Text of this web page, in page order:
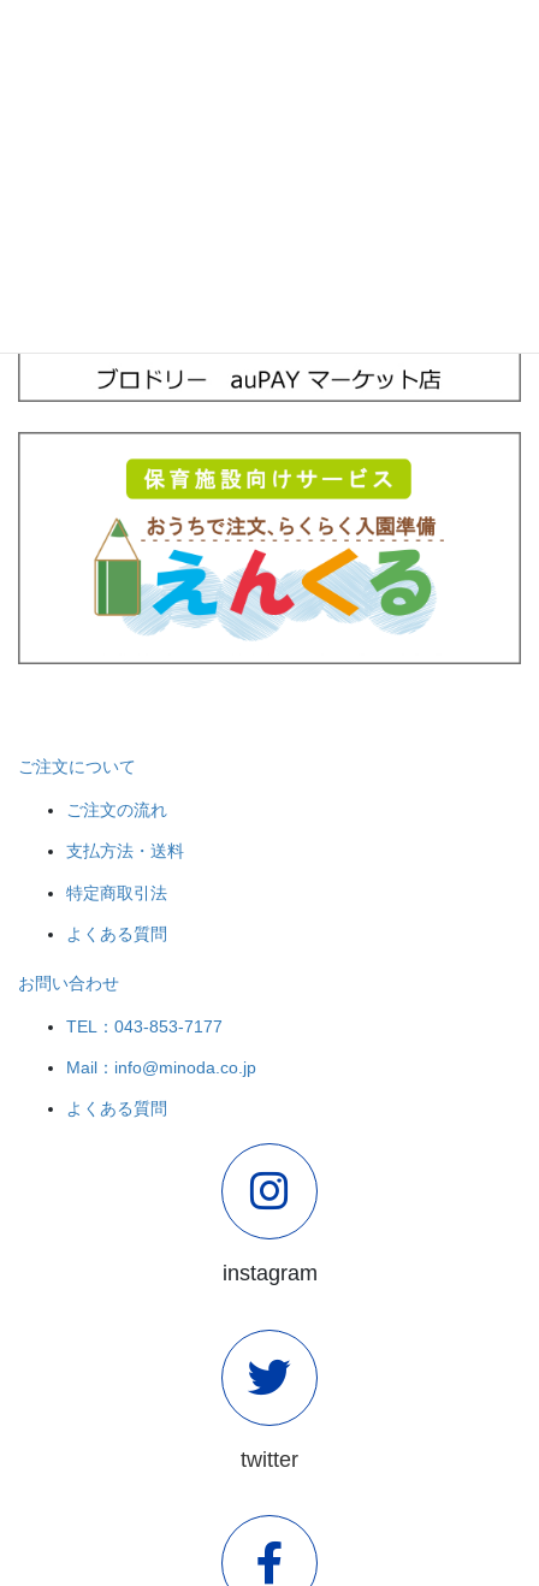
ご注文について
ご注文の流れ
支払方法・送料
特定商取引法
よくある質問
お問い合わせ
TEL：043-853-7177
Mail：info@minoda.co.jp
よくある質問
instagram
twitter